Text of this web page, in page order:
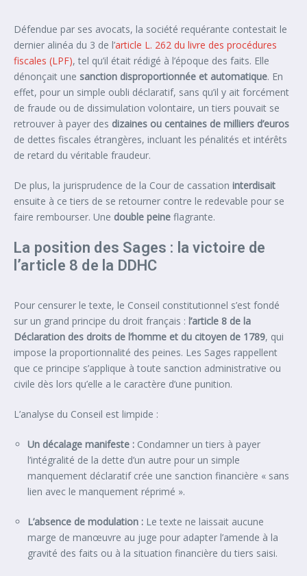
Défendue par ses avocats, la société requérante contestait le
dernier alinéa du 3 de l’article L. 262 du livre des procédures
fiscales (LPF), tel qu’il était rédigé à l’époque des faits. Elle
dénonçait une sanction disproportionnée et automatique. En
effet, pour un simple oubli déclaratif, sans qu’il y ait forcément
de fraude ou de dissimulation volontaire, un tiers pouvait se
retrouver à payer des dizaines ou centaines de milliers d’euros
de dettes fiscales étrangères, incluant les pénalités et intérêts
de retard du véritable fraudeur.
De plus, la jurisprudence de la Cour de cassation interdisait
ensuite à ce tiers de se retourner contre le redevable pour se
faire rembourser. Une double peine flagrante.
La position des Sages : la victoire de
l’article 8 de la DDHC
Pour censurer le texte, le Conseil constitutionnel s’est fondé
sur un grand principe du droit français : l’article 8 de la
Déclaration des droits de l’homme et du citoyen de 1789, qui
impose la proportionnalité des peines. Les Sages rappellent
que ce principe s’applique à toute sanction administrative ou
civile dès lors qu’elle a le caractère d’une punition.
L’analyse du Conseil est limpide :
Un décalage manifeste : Condamner un tiers à payer
l’intégralité de la dette d’un autre pour un simple
manquement déclaratif crée une sanction financière « sans
lien avec le manquement réprimé ».
L’absence de modulation : Le texte ne laissait aucune
marge de manœuvre au juge pour adapter l’amende à la
gravité des faits ou à la situation financière du tiers saisi.